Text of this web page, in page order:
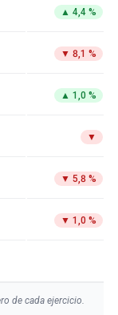
▲ 4,4 %
▼ 8,1 %
▲ 1,0 %
▼
▼ 5,8 %
▼ 1,0 %
de cada ejercicio.